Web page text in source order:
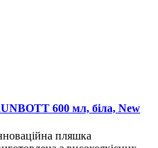
600 мл, біла, New
пляшка